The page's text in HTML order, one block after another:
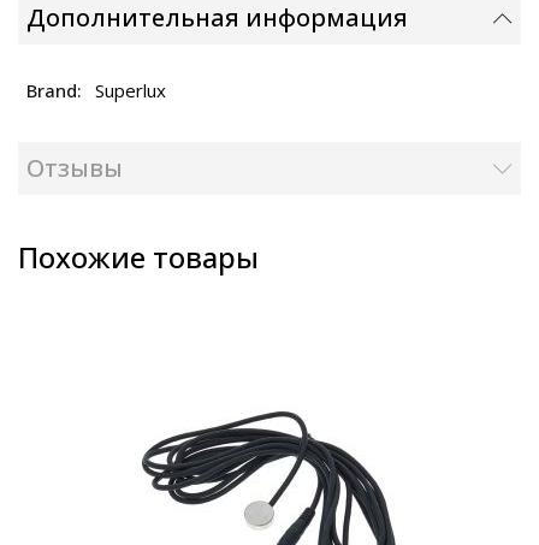
Дополнительная информация
Superlux
Отзывы
Похожие товары